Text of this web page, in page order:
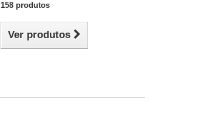
158 produtos
Ver produtos